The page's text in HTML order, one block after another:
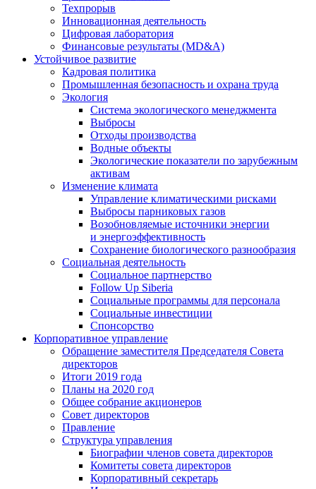
Техпрорыв
Инновационная деятельность
Цифровая лаборатория
Финансовые результаты (MD&A)
Устойчивое развитие
Кадровая политика
Промышленная безопасность и охрана труда
Экология
Система экологического менеджмента
Выбросы
Отходы производства
Водные объекты
Экологические показатели по зарубежным
активам
Изменение климата
Управление климатическими рисками
Выбросы парниковых газов
Возобновляемые источники энергии
и энергоэффективность
Сохранение биологического разнообразия
Социальная деятельность
Социальное партнерство
Follow Up Siberia
Социальные программы для персонала
Социальные инвестиции
Спонсорство
Корпоративное управление
Обращение заместителя Председателя Совета
директоров
Итоги 2019 года
Планы на 2020 год
Общее собрание акционеров
Совет директоров
Правление
Структура управления
Биографии членов совета директоров
Комитеты совета директоров
Корпоративный секретарь